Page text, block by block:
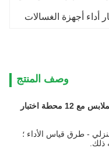
أداء أجهزة الغسالات
وصف المنتج